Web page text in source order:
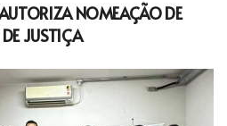
NOMEAÇÃO DE
JUSTIÇA